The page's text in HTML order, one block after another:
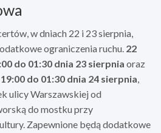
w dniach 22 i 23 sierpnia,
ograniczenia ruchu. 22
do 01:30 dnia 23 sierpnia oraz
do 01:30 dnia 24 sierpnia,
ulicy Warszawskiej od
do mostku przy
Zapewnione będą dodatkowe